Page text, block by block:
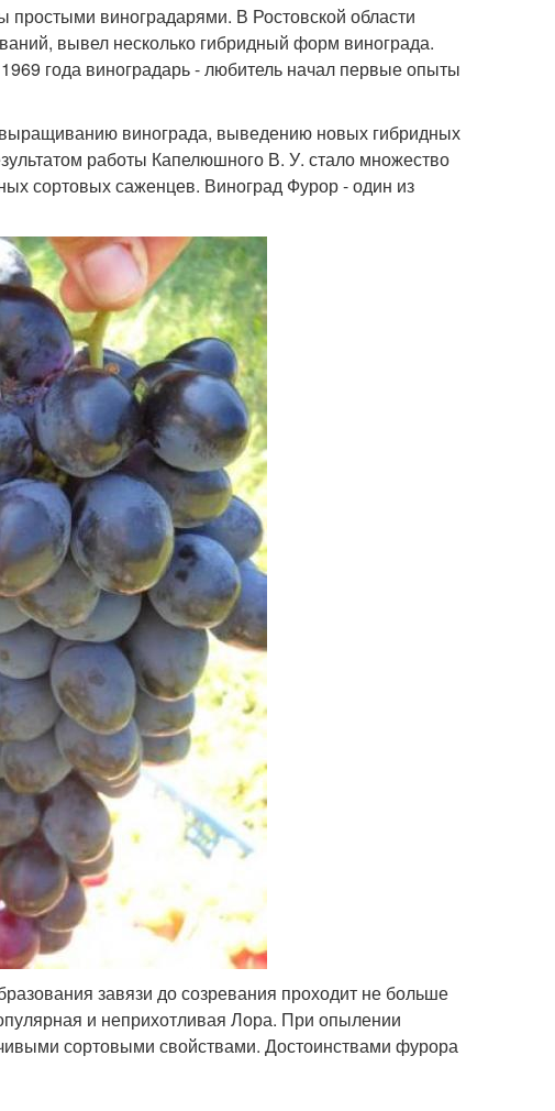
виноградарями. В Ростовской области
вывел несколько гибридный форм винограда.
года виноградарь - любитель начал первые опыты
винограда, выведению новых гибридных
работы Капелюшного В. У. стало множество
сортовых саженцев. Виноград Фурор - один из
завязи до созревания проходит не больше
и неприхотливая Лора. При опылении
сортовыми свойствами. Достоинствами фурора